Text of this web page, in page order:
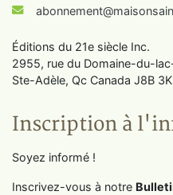
Éditions du 21e siècle Inc.
2955, rue du Domaine-du-
Ste-Adèle, Qc Canada J8B
Inscription à
Soyez informé !
Inscrivez-vous à notre